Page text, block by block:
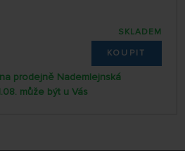
SKLADEM
KOUPIT
prodejně Nademlejnská
může být u Vás